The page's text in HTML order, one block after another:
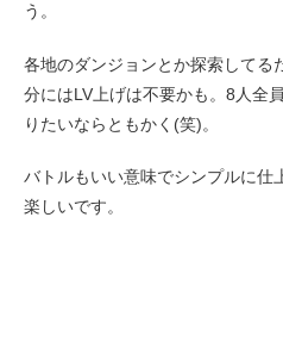
う。
各地のダンジョンとか探索してる
分にはLV上げは不要かも。8人全
りたいならともかく(笑)。
バトルもいい意味でシンプルに仕
楽しいです。